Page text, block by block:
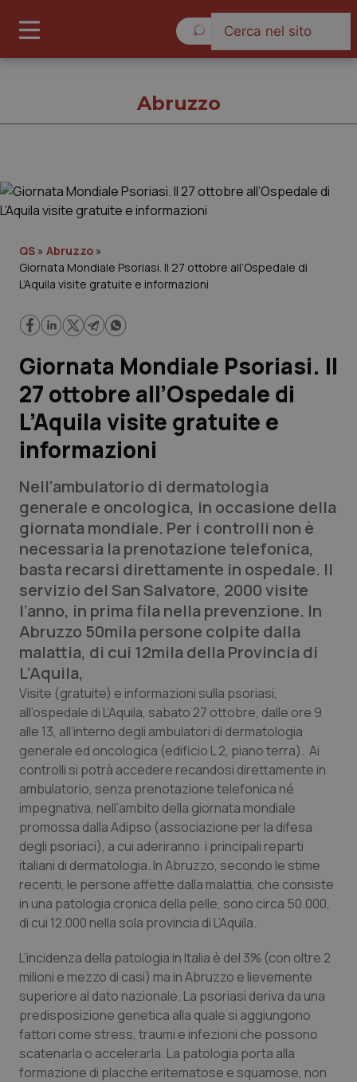
Governo e Parlamento
Regioni e Asl
Lavoro e Professioni
Scienza e Farmaci
Studi e Analisi
Lettere al direttore
Edizioni Regionali
QS Pro
Professionisti Sanitari.AI
Abruzzo
Basilicata
Calabria
Campania
Emilia-Romagna
Friuli Venezia Giulia
Lazio
Liguria
Lombardia
Marche
Molise
QS Pro Gold
Artrite & artrosi
Asma & BPCO
Car-T
Colesterolo & coronaropatie
Dermatite Atopica
Diabete & glucometri
Disturbi dell’umore
Dolore
Donna & Salute
Epatiti
QS Club
Abruzzo
QS » Abruzzo »
Giornata Mondiale Psoriasi. Il 27 ottobre all’Ospedale di
L’Aquila visite gratuite e informazioni
Giornata Mondiale Psoriasi. Il
27 ottobre all’Ospedale di
L’Aquila visite gratuite e
informazioni
Nell’ambulatorio di dermatologia
generale e oncologica, in occasione della
giornata mondiale. Per i controlli non è
necessaria la prenotazione telefonica,
basta recarsi direttamente in ospedale. Il
servizio del San Salvatore, 2000 visite
l’anno, in prima fila nella prevenzione. In
Abruzzo 50mila persone colpite dalla
malattia, di cui 12mila della Provincia di
L’Aquila,
Visite (gratuite) e informazioni sulla psoriasi,
all’ospedale di L’Aquila, sabato 27 ottobre, dalle ore 9
alle 13, all’interno degli ambulatori di dermatologia
generale ed oncologica (edificio L 2, piano terra). Ai
controlli si potrà accedere recandosi direttamente in
ambulatorio, senza prenotazione telefonica né
impegnativa, nell’ambito della giornata mondiale
promossa dalla Adipso (associazione per la difesa
degli psoriaci), a cui aderiranno i principali reparti
italiani di dermatologia. In Abruzzo, secondo le stime
recenti, le persone affette dalla malattia, che consiste
in una patologia cronica della pelle, sono circa 50.000,
di cui 12.000 nella sola provincia di L’Aquila.
L’incidenza della patologia in Italia è del 3% (con oltre 2
milioni e mezzo di casi) ma in Abruzzo e lievemente
superiore al dato nazionale. La psoriasi deriva da una
predisposizione genetica alla quale si aggiungono
fattori come stress, traumi e infezioni che possono
scatenarla o accelerarla. La patologia porta alla
formazione di placche eritematose e squamose, non